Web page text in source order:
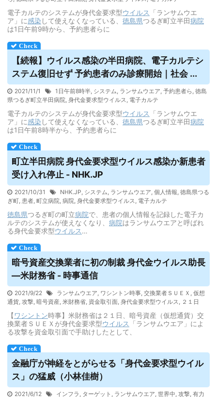
電子カルテのシステムが身代金要求型ウイルス 「ランサムウエ
ア」に感染 して使えなくなっている、 徳島県つるぎ町立半田病院
は1日午前9時から、予約患者らに
【続報】 ウイルス感染の半田病院、電子カルテシ
ステム復旧せず 予約患者のみ診療開始｜社会 ...
2021/11/1 1日午前8時半, システム, ランサムウエア, 予約患者ら , 徳島
県つるぎ町立半田病院, 身代金要求型ウイルス, 電子カルテ
電子カルテのシステムが身代金要求型ウイルス 「ランサムウエ
ア」に感染 して使えなくなっている、 徳島県つるぎ町立半田病院
は1日午前8時半から、予約患者らに
町立半田病院 身代金要求型ウイルス感染か新患者
受け入れ停止 - NHK.JP
2021/10/31 NHK.JP, システム, ランサムウエア, 個人情報, 徳島県つる
ぎ町, 患者, 町立病院, 病院, 身代金要求型ウイルス, 電子カルテ
徳島県つるぎ町の町立病院で、患者の個人情報を記録した電子カ
ルテのシステムが使えなくなり、 病院はランサムウエアと呼ばれ
る身代金要求型ウイルス…
暗号資産交換業者に初の制裁 身代金ウイルス助長
―米財務省 - 時事通信
2021/9/22 ランサムウエア, ワシントン時事, 交換業者ＳＵＥＸ , 仮想
通貨, 攻撃, 暗号資産, 米財務省, 資金取引面, 身代金要求型ウイルス, ２１日
【 ワシントン時事】米財務省は２１日、暗号資産（仮想通貨）交
換業者ＳＵＥＸが身代金要求型ウイルス 「ランサムウエア」によ
る攻撃を資金取引面で手助けしたとして、
金融庁が神経をとがらせる「身代金要求型ウイル
ス 」の猛威（小林佳樹）
2021/6/12 インフラ , ターゲット , ランサムウエア, 世界中, 攻撃, 有力